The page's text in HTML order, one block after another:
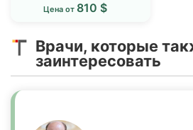
Цена от 810 $
Врачи, которые
заинтересовать